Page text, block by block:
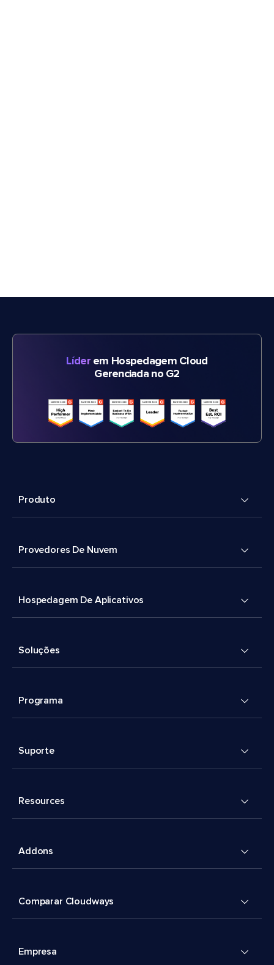
Líderem Hospedagem Cloud
Gerenciada no G2
Produto
Provedores De Nuvem
Hospedagem De Aplicativos
Soluções
Programa
Suporte
Resources
Addons
Comparar Cloudways
Empresa